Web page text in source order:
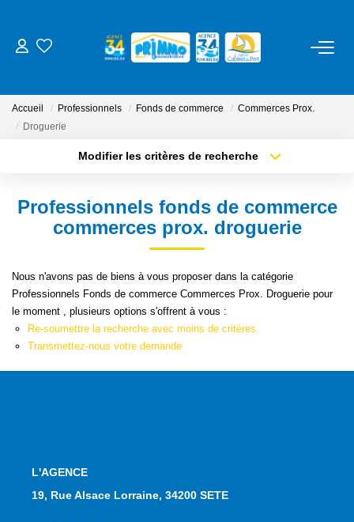
NOS SERVICES
Syndic
Location Cure / Vacances
NOS AGENCES
Accueil Professionnels Fonds de commerce
Commerces Prox.
Droguerie
Modifier les critères de recherche
Type de bien
Surface min
Créer une alerte
Professionnels fonds de commerce
commerces prox. droguerie
Nous n'avons pas de biens à vous proposer dans la catégorie
Professionnels Fonds de commerce Commerces Prox. Droguerie pour
le moment , plusieurs options s'offrent à vous :
Re-soumettre la recherche avec moins de critères.
Transmettez-nous votre demande
L'AGENCE
19, Rue Alsace Lorraine, 34200 SETE